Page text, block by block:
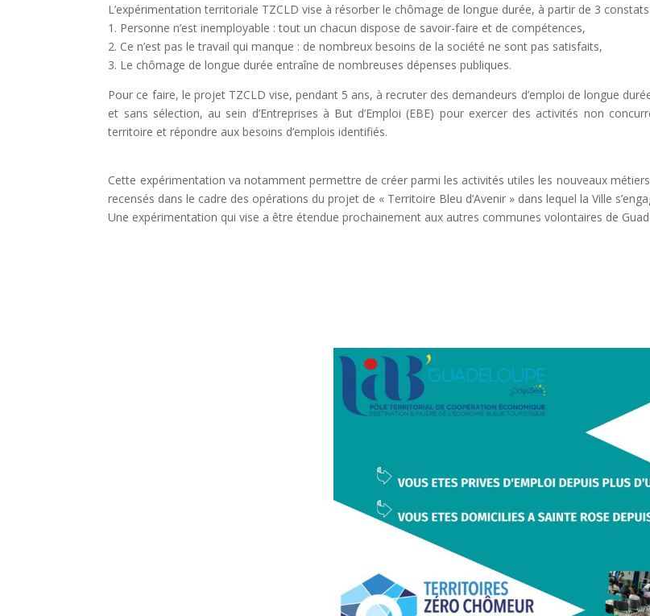
L’expérimentation territoriale TZCLD vise à résorber le chômage de longue durée, à partir de 3 constats
1. Personne n’est inemployable : tout un chacun dispose de savoir-faire et de compétences,
2. Ce n’est pas le travail qui manque : de nombreux besoins de la société ne sont pas satisfaits,
3. Le chômage de longue durée entraîne de nombreuses dépenses publiques.
Pour ce faire, le projet TZCLD vise, pendant 5 ans, à recruter des demandeurs d’emploi de longue
et sans sélection, au sein d’Entreprises à But d’Emploi (EBE) pour exercer des activités non
territoire et répondre aux besoins d’emplois identifiés.
Cette expérimentation va notamment permettre de créer parmi les activités utiles les nouveaux
recensés dans le cadre des opérations du projet de « Territoire Bleu d’Avenir » dans lequel la Ville
Une expérimentation qui vise a être étendue prochainement aux autres communes volontaires de